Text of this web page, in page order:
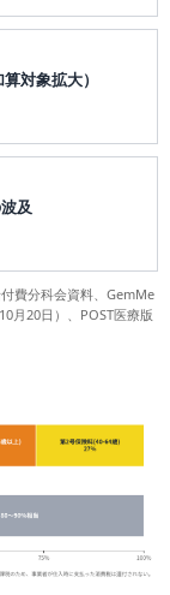
長期目標として
としての「控除
POST医療版特
度設計が固まる過
ト導入などにも
対象拡大）
リテーション・居
万円＋通常昇給0.2
で「損税」は議
及
7〜8月：令和9年
抜本解決の本
「課税転換＋ゼ
費分科会資料、GemMe
月20日）、POST医療版